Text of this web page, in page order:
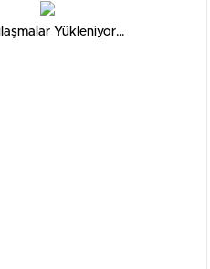
Yükleniyor...